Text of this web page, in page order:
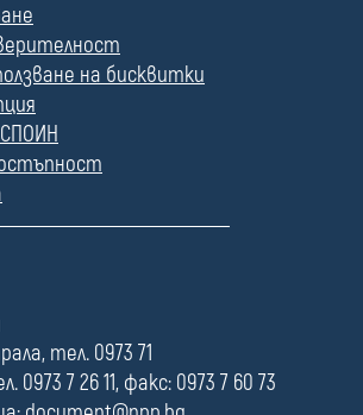
на бисквитки
тел. 0973 71
7 26 11, факс: 0973 7 60 73